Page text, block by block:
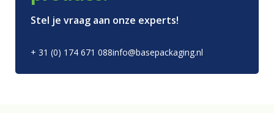
Stel je vraag aan onze experts!
+ 31 (0) 174 671 088info@basepackaging.nl